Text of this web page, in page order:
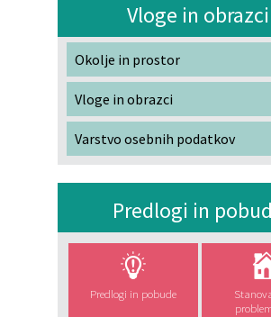
Vloge in obrazci
Okolje in prostor
Vloge in obrazci
Varstvo osebnih podatkov
Predlogi in
Predlogi in pobude